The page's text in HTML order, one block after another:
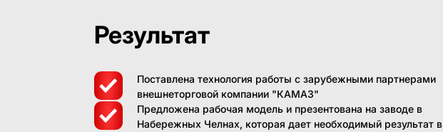
Результат
Поставлена технология работы с зарубежными партнерами
внешнеторговой компании "КАМАЗ"
Предложена рабочая модель и презентована на заводе в
Набережных Челнах, которая дает необходимый результат в